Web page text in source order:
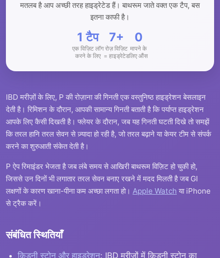
मतलब है आप अच्छी तरह हाइड्रेटेड हैं। बाथरूम जाते वक्त एक टैप, बस
इतना काफी है।
1 टैप
एक विज़िट लॉग
करने के लिए
7+
रोज़ विज़िट
= हाइड्रेटेड
0
मापने के
लिए औंस
IBD मरीज़ों के लिए, P की रोज़ाना की गिनती एक वस्तुनिष्ठ हाइड्रेशन बेसलाइन
देती है। रिमिशन के दौरान, आपकी सामान्य गिनती बताती है कि पर्याप्त हाइड्रेशन
आपके लिए कैसी दिखती है। फ्लेयर के दौरान, जब यह गिनती घटती दिखे तो समझें
कि तरल हानि तरल सेवन से ज़्यादा हो रही है, जो तरल बढ़ाने या केयर टीम से संपर्क
करने का शुरुआती संकेत देती है।
P ऐप रिमाइंडर भेजता है जब लंबे समय से आखिरी बाथरूम विज़िट हो चुकी हो,
जिससे उन दिनों भी लगातार तरल सेवन बनाए रखने में मदद मिलती है जब GI
लक्षणों के कारण खाना-पीना कम अच्छा लगता हो। Apple Watch या iPhone
से ट्रैक करें।
संबंधित स्थितियाँ
किडनी स्टोन और हाइड्रेशन: IBD मरीज़ों में किडनी स्टोन का